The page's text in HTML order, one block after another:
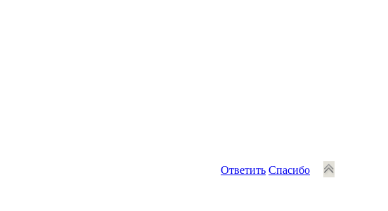
Ответить Спасибо